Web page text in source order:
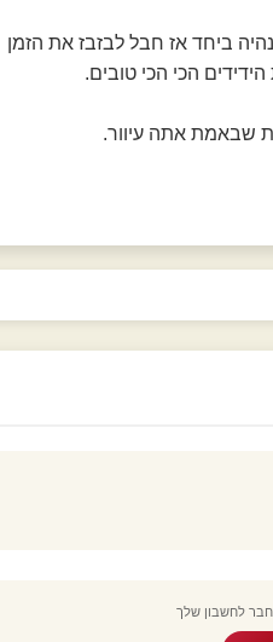
ביחד אז חבל לבזבז את הזמן
הכי הכי טובים.
שבאמת אתה עיוור.
לחשבון שלך